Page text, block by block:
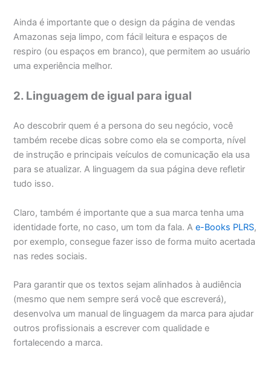
Ainda é importante que o design da página de vendas
Amazonas seja limpo, com fácil leitura e espaços de
respiro (ou espaços em branco), que permitem ao usuário
uma experiência melhor.
2. Linguagem de igual para igual
Ao descobrir quem é a persona do seu negócio, você
também recebe dicas sobre como ela se comporta, nível
de instrução e principais veículos de comunicação ela usa
para se atualizar. A linguagem da sua página deve refletir
tudo isso.
Claro, também é importante que a sua marca tenha uma
identidade forte, no caso, um tom da fala. Ae-Books PLRS,
por exemplo, consegue fazer isso de forma muito acertada
nas redes sociais.
Para garantir que os textos sejam alinhados à audiência
(mesmo que nem sempre será você que escreverá),
desenvolva um manual de linguagem da marca para ajudar
outros profissionais a escrever com qualidade e
fortalecendo a marca.